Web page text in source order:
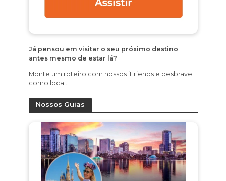
Já pensou em visitar o seu próximo destino
antes mesmo de estar lá?
Monte um roteiro com nossos iFriends e desbrave
como local.
Nossos Guias